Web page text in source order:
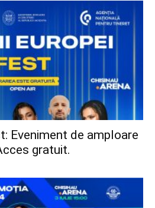
Eveniment de amploare
gratuit.